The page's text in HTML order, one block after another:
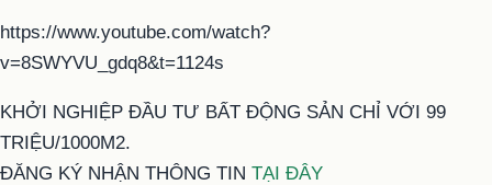
https://www.youtube.com/watch?
v=8SWYVU_gdq8&t=1124s
KHỞI NGHIỆP ĐẦU TƯ BẤT ĐỘNG SẢN CHỈ VỚI 99
TRIỆU/1000M2.
ĐĂNG KÝ NHẬN THÔNG TIN TẠI ĐÂY